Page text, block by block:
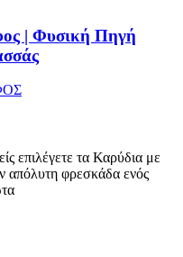
| Φυσική Πηγή
επιλέγετε τα Καρύδια με
απόλυτη φρεσκάδα ενός